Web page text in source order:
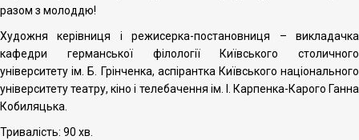
разом з молоддю!
Художня керівниця і режисерка-постановниця – викладачка
кафедри германської філології Київського столичного
університету ім. Б. Грінченка, аспірантка Київського національного
університету театру, кіно і телебачення ім. І. Карпенка-Карого Ганна
Кобиляцька.
Тривалість: 90 хв.